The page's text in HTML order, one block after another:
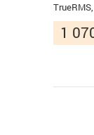
1